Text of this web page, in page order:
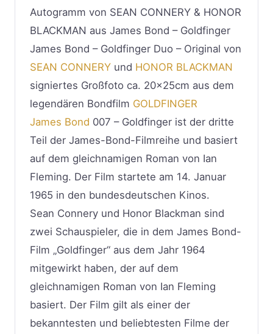
Autogramm von SEAN CONNERY & HONOR
BLACKMAN aus James Bond – Goldfinger
James Bond – Goldfinger Duo – Original von
SEAN CONNERY und HONOR BLACKMAN
signiertes Großfoto ca. 20x25cm aus dem
legendären Bondfilm GOLDFINGER
James Bond 007 – Goldfinger ist der dritte
Teil der James-Bond-Filmreihe und basiert
auf dem gleichnamigen Roman von Ian
Fleming. Der Film startete am 14. Januar
1965 in den bundesdeutschen Kinos.
Sean Connery und Honor Blackman sind
zwei Schauspieler, die in dem James Bond-
Film „Goldfinger“ aus dem Jahr 1964
mitgewirkt haben, der auf dem
gleichnamigen Roman von Ian Fleming
basiert. Der Film gilt als einer der
bekanntesten und beliebtesten Filme der